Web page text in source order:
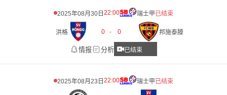
2025年08月30日 22:00 瑞士甲已结束
洪格 0 - 0 邦施泰滕
情报 分析 已结束
2025年08月23日 22:00 瑞士甲已结束